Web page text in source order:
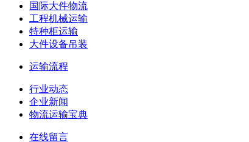
国际大件物流
工程机械运输
特种柜运输
大件设备吊装
运输流程
行业动态
企业新闻
物流运输宝典
在线留言